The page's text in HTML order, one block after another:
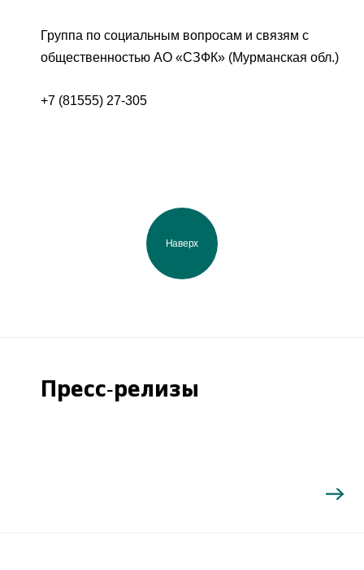
Группа по социальным вопросам и связям с
общественностью АО «СЗФК» (Мурманская обл.)
+7 (81555) 27-305
Наверх
Пресс-релизы